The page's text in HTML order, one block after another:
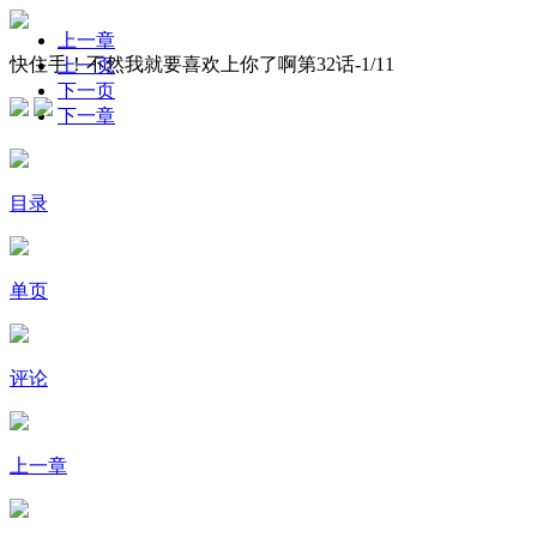
快住手！不然我就要喜欢上你了啊第32话-1/11
上一章
上一页
下一页
下一章
目录
单页
评论
上一章